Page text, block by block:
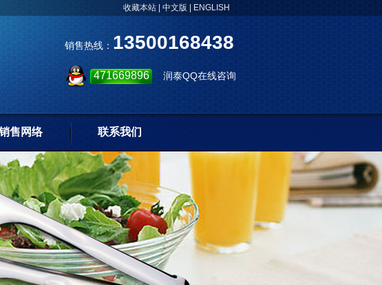
收藏本站 中文版 ENGLISH
销售热线： 13500168438
471669896 润泰QQ在线咨询
售网络 联系我们